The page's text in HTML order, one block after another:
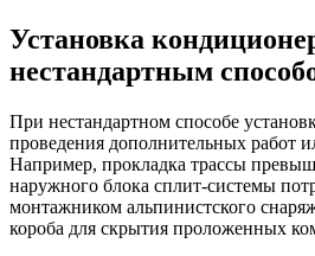
Установка
нестандартным
При нестандартном способе
проведения дополнительных работ
Например, прокладка трассы
наружного блока сплит-системы
монтажником альпинистского
короба для скрытия проложенных